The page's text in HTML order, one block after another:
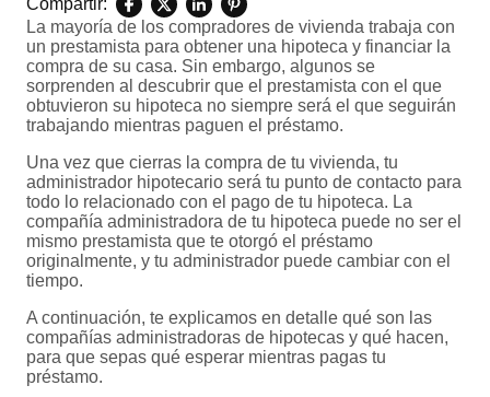
Compartir:
La mayoría de los compradores de vivienda trabaja con
un prestamista para obtener una hipoteca y financiar la
compra de su casa. Sin embargo, algunos se
sorprenden al descubrir que el prestamista con el que
obtuvieron su hipoteca no siempre será el que seguirán
trabajando mientras paguen el préstamo.
Una vez que cierras la compra de tu vivienda, tu
administrador hipotecario será tu punto de contacto para
todo lo relacionado con el pago de tu hipoteca. La
compañía administradora de tu hipoteca puede no ser el
mismo prestamista que te otorgó el préstamo
originalmente, y tu administrador puede cambiar con el
tiempo.
A continuación, te explicamos en detalle qué son las
compañías administradoras de hipotecas y qué hacen,
para que sepas qué esperar mientras pagas tu
préstamo.